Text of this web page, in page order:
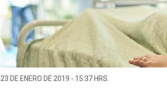
23 DE ENERO DE 2019 - 15:37 HRS.